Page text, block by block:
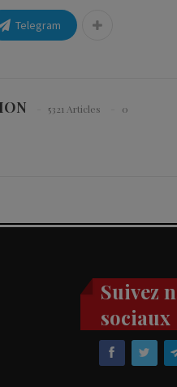
Telegram
5321 Articles
0
Suivez
sociaux